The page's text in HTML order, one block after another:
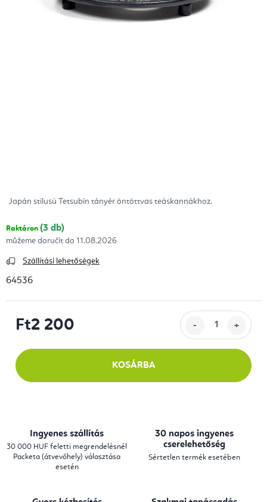
Japán stílusú Tetsubin tányér öntöttvas teáskannákhoz.
Raktáron (3 db)
11.08.2026
Szállítási lehetőségek
64536
Ft2 200
KOSÁRBA
Ingyenes szállítás
30 000 HUF feletti megrendelésnél
Packeta (átvevőhely) választása
esetén
30 napos ingyenes
cserelehetőség
Sértetlen termék esetében